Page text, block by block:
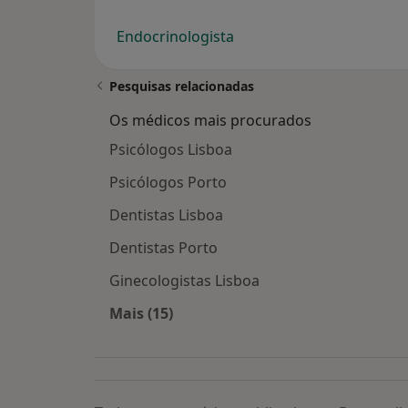
Endocrinologista
Pesquisas relacionadas
Os médicos mais procurados
Psicólogos Lisboa
Psicólogos Porto
Dentistas Lisboa
Dentistas Porto
Ginecologistas Lisboa
Mais (15)